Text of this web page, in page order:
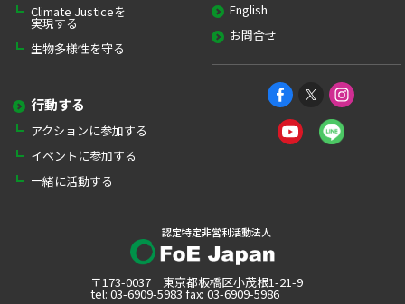
Climate Justiceを
実現する
生物多様性を守る
行動する
アクションに参加する
イベントに参加する
一緒に活動する
English
お問合せ
認定特定非営利活動法人
〒173-0037 東京都板橋区小茂根1-21-9
tel: 03-6909-5983 fax: 03-6909-5986